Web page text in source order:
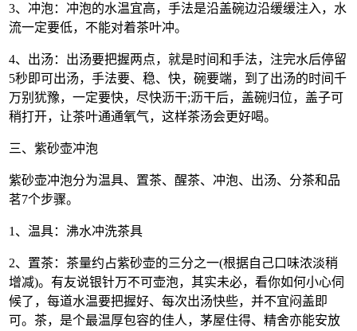
3、冲泡：冲泡的水温宜高，手法是沿盖碗边沿缓缓注入，水
流一定要低，不能对着茶叶冲。
4、出汤：出汤要把握两点，就是时间和手法，注完水后停留
5秒即可出汤，手法要、稳、快，碗要端，到了出汤的时间千
万别犹豫，一定要快，尽快沥干;沥干后，盖碗归位，盖子可
稍打开，让茶叶通通氧气，这样茶汤会更好喝。
三、紫砂壶冲泡
紫砂壶冲泡分为温具、置茶、醒茶、冲泡、出汤、分茶和品
茗7个步骤。
1、温具：沸水冲洗茶具
2、置茶：茶量约占紫砂壶的三分之一(根据自己口味浓淡稍
增减)。有友说银针万不可壶泡，其实未必，看你如何小心伺
候了，每道水温要把握好、每次出汤快些，并不宜闷盖即
可。茶，是个最温厚包容的佳人，茅屋住得、精舍亦能安放